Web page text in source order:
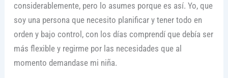
considerablemente, pero lo asumes porque es así. Yo, que
soy una persona que necesito planificar y tener todo en
orden y bajo control, con los días comprendí que debía ser
más flexible y regirme por las necesidades que al
momento demandase mi niña.